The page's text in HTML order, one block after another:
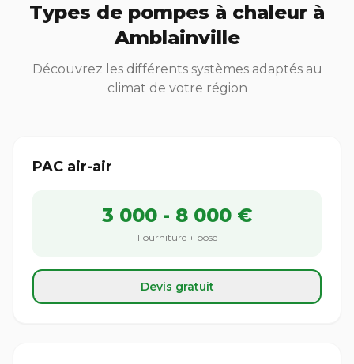
Types de pompes à chaleur à
Amblainville
Découvrez les différents systèmes adaptés au
climat de votre région
PAC air-air
3 000 - 8 000 €
Fourniture + pose
Devis gratuit